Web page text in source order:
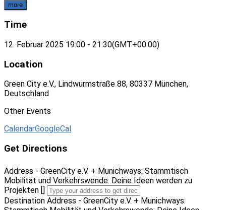
more
Time
12. Februar 2025 19:00 - 21:30(GMT+00:00)
Location
Green City e.V., Lindwurmstraße 88, 80337 München,
Deutschland
Other Events
CalendarGoogleCal
Get Directions
Address - GreenCity e.V. + Munichways: Stammtisch
Mobilität und Verkehrswende: Deine Ideen werden zu
Projekten []
Destination Address - GreenCity e.V. + Munichways: